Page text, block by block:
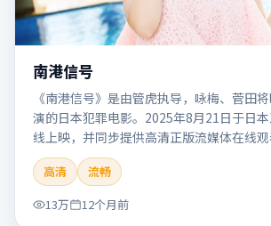
南港信号
《南港信号》是由管虎执导，咏梅、菅田
演的日本犯罪电影。2025年8月21日于日
线上映，并同步提供高清正版流媒体在线
点：聚焦案件与人性灰色地带，张力十足，
戏剧冲突。本片适合检索「南港信号」「管
「日本」「2025」「2025-08-21上映」等
简介与主创信息。
高清
流畅
13万
12个月前